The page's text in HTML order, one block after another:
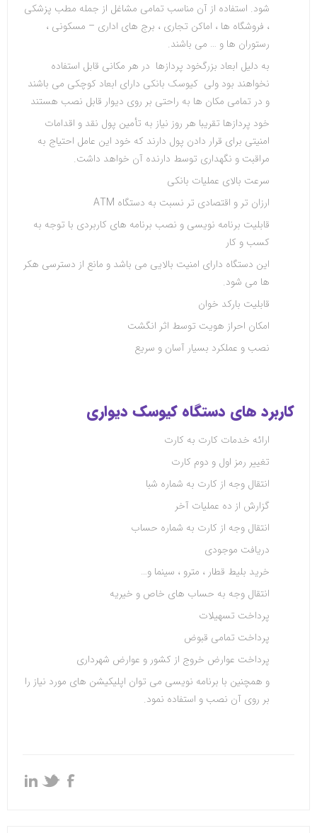
شود. استفاده از آن مناسب تمامی مشاغل از جمله مطب پزشکی
، فروشگاه ها ، اماکن تجاری ، برج های اداری – مسکونی ،
رستوران ها و … می باشند.
به دلیل ابعاد بزرگخود پردازها در هر مکانی قابل استفاده
نخواهند بود ولی کیوسک بانکی دارای ابعاد کوچکی می باشند
و در تمامی مکان ها به راحتی بر روی دیوار قابل نصب هستند
خود پردازها تقریبا هر روز نیاز به تأمین پول نقد و اقدامات
امنیتی برای قرار دادن پول دارند که خود این عامل احتیاج به
مراقبت و نگهداری توسط دارنده آن خواهد داشت.
سرعت بالای عملیات بانکی
ارزان تر و اقتصادی تر نسبت به دستگاه
قابلیت برنامه نویسی و نصب برنامه های کاربردی با توجه به
کسب و کار
این دستگاه دارای امنیت بالایی می باشد و مانع از دسترسی هکر
ها می شود.
قابلیت بارکد خوان
امکان احراز هویت توسط اثر انگشت
نصب و عملکرد بسیار آسان و سریع
کاربرد های دستگاه کیوسک دیواری
ارائه خدمات کارت به کارت
تغییر رمز اول و دوم کارت
انتقال وجه از کارت به شماره شبا
گزارش از ده عملیات آخر
انتقال وجه از کارت به شماره حساب
دریافت موجودی
خرید بلیط قطار ، مترو ، سینما و…
انتقال وجه به حساب های خاص و خیریه
پرداخت تسهیلات
پرداخت تمامی قبوض
پرداخت عوارض خروج از کشور و عوارض شهرداری
و همچنین با برنامه نویسی می توان اپلیکیشن های مورد نیاز را
بر روی آن نصب و استفاده نمود.